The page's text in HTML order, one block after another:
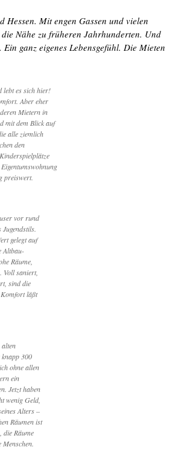
Mit engen Gassen und vielen
Nähe zu früheren Jahrhunderten. Und
ganz eigenes Lebensgefühl. Die Mieten
lebt es sich hier!
Aber eher
Mietern in
mit dem Blick auf
alle ziemlich
den
preiswert.
vor rund
gelegt auf
Altbau-
Räume,
Voll saniert,
sind die
läßt
alten
300
ohne allen
ein
Jetzt haben
wenig Geld,
Alters –
Räumen ist
die Räume